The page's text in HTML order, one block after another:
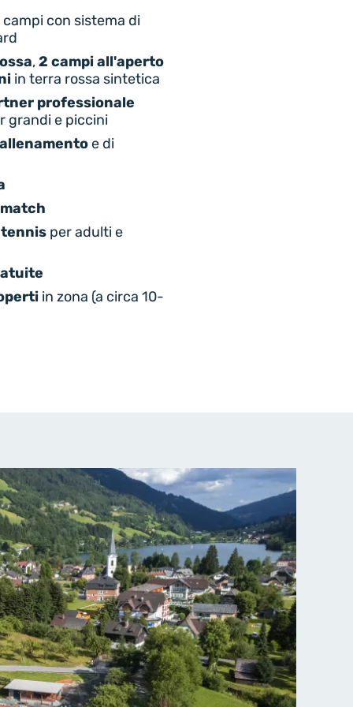
con sistema di
,2 campi all'aperto
in terra rossa sintetica
professionale
grandi e piccini
e di
per adulti e
in zona (a circa 10-